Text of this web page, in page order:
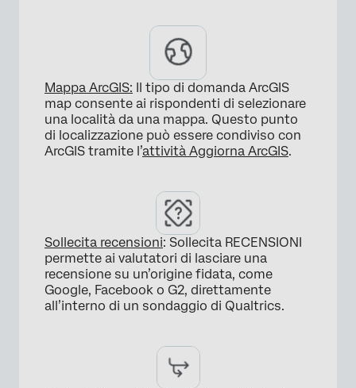
Mappa ArcGIS: Il tipo di domanda ArcGIS
map consente ai rispondenti di selezionare
una località da una mappa. Questo punto
di localizzazione può essere condiviso con
ArcGIS tramite l’attività Aggiorna ArcGIS.
Sollecita recensioni: Sollecita RECENSIONI
permette ai valutatori di lasciare una
recensione su un’origine fidata, come
Google, Facebook o G2, direttamente
all’interno di un sondaggio di Qualtrics.